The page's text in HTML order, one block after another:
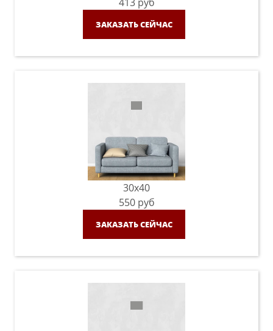
ЗАКАЗАТЬ СЕЙЧАС
30x40
550 руб
ЗАКАЗАТЬ СЕЙЧАС